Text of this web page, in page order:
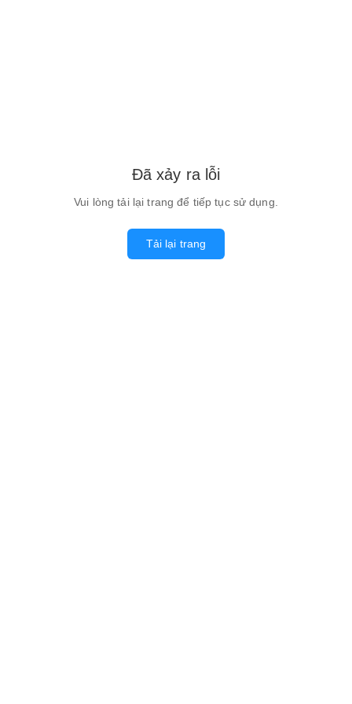
Đã xảy ra lỗi
Vui lòng tải lại trang để tiếp tục sử dụng.
Tải lại trang